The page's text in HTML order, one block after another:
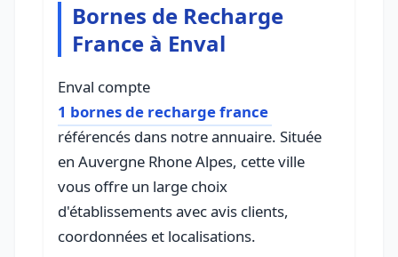
Bornes de Recharge
France à Enval
Enval compte
1 bornes de recharge france
référencés dans notre annuaire. Située
en Auvergne Rhone Alpes, cette ville
vous offre un large choix
d'établissements avec avis clients,
coordonnées et localisations.